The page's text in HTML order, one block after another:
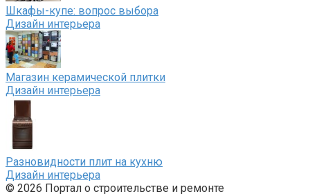
Шкафы-купе: вопрос выбора
Дизайн интерьера
Магазин керамической плитки
Дизайн интерьера
Разновидности плит на кухню
Дизайн интерьера
© 2026 Портал о строительстве и ремонте